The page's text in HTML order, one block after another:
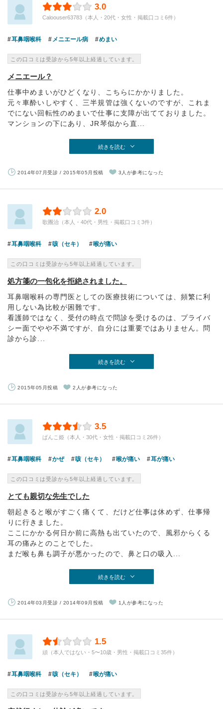
3.0
Caloouser63783（本人・20代・女性・掲載口コミ6件）
耳鼻咽喉科 メニエール病 めまい
この口コミは受診から5年以上経過しています。
メニエール？
仕事中めまいがひどくなり、こちらにかかりました。
元々車酔いしやすく、三半規管は強くないのですが、これま
でにない回転性のめまいで仕事に支障が出てておりました。
マンションの下にあり、JR琴似から直...
続きを読む
2014年07月受診 / 2015年05月投稿 3人が参考になった
2.0
歌團治（本人・40代・男性・掲載口コミ3件）
耳鼻咽喉科 咳（セキ） 喉が痛い
この口コミは受診から5年以上経過しています。
処方箋の一包化を拒絶されました。
耳鼻咽喉科の専門医としての医療技術については、頻繁に利
用しない為比較が困難です。
看護師ではなく、受付の時点で問診を受けるのは、プライバ
シー面でやや不満ですが、自分には重要ではありません。問
診から診...
続きを読む
2015年05月投稿 2人が参考になった
3.5
ぱんこ姫（本人・30代・女性・掲載口コミ26件）
耳鼻咽喉科 かぜ 咳（セキ） 喉が痛い 耳が痛い
この口コミは受診から5年以上経過しています。
とても親切な先生でした
朝起きると喉がすごく痛くて、だけど仕事は休めず、仕事帰
りに行きました。
ここにかかる何日か前に高熱も出ていたので、風邪からくる
耳の痛みとのことでした。
まだ喉も鼻も調子が悪かったので、鼻と口の吸入...
続きを読む
2014年03月受診 / 2014年09月投稿 1人が参考になった
1.5
頑（本人ではない・5〜10歳・男性・掲載口コミ35件）
耳鼻咽喉科 咳（セキ） 喉が痛い
この口コミは受診から5年以上経過しています。